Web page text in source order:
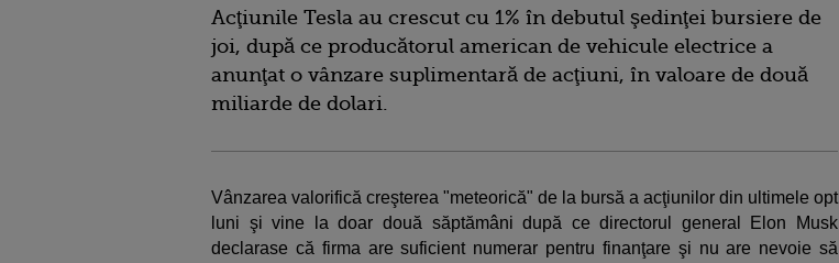
Acţiunile Tesla au crescut cu 1% în debutul şedinţei bursiere de
joi, după ce producătorul american de vehicule electrice a
anunţat o vânzare suplimentară de acţiuni, în valoare de două
miliarde de dolari.
Vânzarea valorifică creşterea "meteorică" de la bursă a acţiunilor din ultimele opt
luni şi vine la doar două săptămâni după ce directorul general Elon Musk
declarase că firma are suficient numerar pentru finanţare şi nu are nevoie să